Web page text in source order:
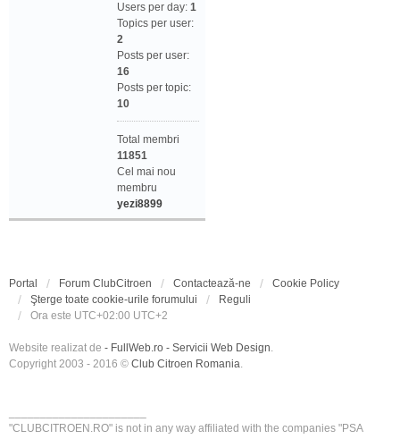
Users per day: 1
Topics per user:
2
Posts per user:
16
Posts per topic:
10
Total membri
11851
Cel mai nou
membru
yezi8899
Portal Forum ClubCitroen Contactează-ne
Cookie Policy
Şterge toate cookie-urile forumului
Reguli
Ora este UTC+02:00 UTC+2
Website realizat de - FullWeb.ro - Servicii Web Design.
Copyright 2003 - 2016 © Club Citroen Romania.
"CLUBCITROEN.RO" is not in any way affiliated with the companies "PSA